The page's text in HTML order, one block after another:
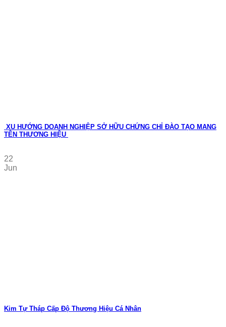
XU HƯỚNG DOANH NGHIỆP SỞ HỮU CHỨNG CHỈ ĐÀO TẠO MANG
TÊN THƯƠNG HIỆU
22
Jun
Kim Tự Tháp Cấp Độ Thương Hiệu Cá Nhân